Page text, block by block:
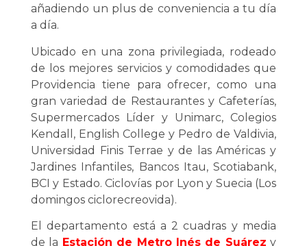
añadiendo un plus de conveniencia a tu día
a día.
Ubicado en una zona privilegiada, rodeado
de los mejores servicios y comodidades que
Providencia tiene para ofrecer, como una
gran variedad de Restaurantes y Cafeterías,
Supermercados Líder y Unimarc, Colegios
Kendall, English College y Pedro de Valdivia,
Universidad Finis Terrae y de las Américas y
Jardines Infantiles, Bancos Itau, Scotiabank,
BCI y Estado. Ciclovías por Lyon y Suecia (Los
domingos ciclorecreovida).
El departamento está a 2 cuadras y media
de la Estación de Metro Inés de Suárez y